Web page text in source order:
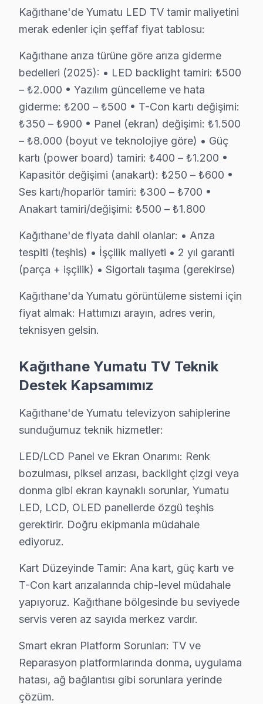
Kağıthane'de Yumatu Servis Deneyimi
Kağıthane Deresi bölgesinden başvuranların tipik
Servis sürecinin başından sonuna kadar
Kağıthane Yumatu TV Servisi – Sık Sorulan
S: Kağıthane'de TV tamiri sonrası ne kadar garanti
C: Kağıthane servisimizde yapılan işçilik için 6 ay,
S: Kağıthane'de anakart tamiri ne zaman gerekli olur?
C: TV açılmıyor, ana açılıp kapanıyor, ses var
S: Kağıthane'de panel değişimi maliyeti neden yüksek?
C: Panel, TV'nin en pahalı bileşenidir. Yumatu marka
S: Kağıthane'de yazılım sorunları ne tür panel'lerde
C: Smart akıllı TV'lerde (Android LED TV, Tizen,
C: Kağıthane'de panel değişimini yapan tüm
S: Kağıthane'de tamir süresi içinde görüntüleme
S: Kağıthane'de Yumatu televizyon paneli'lerde en
C: Kağıthane servisimizde Yumatu yazılım
C: Kağıthane'de Yumatu 4K modeli modelinde
S: Kağıthane'de Yumatu ekran Smart arayüzü
C: Kağıthane servisimize başvurmadan önce
Kağıthane'de Yumatu Hizmete Nasıl Ulaşılır?
Kağıthane sakinleri için Yumatu televizyon servisi
Telefon: 0850 811 14 36
• Kağıthane'de WhatsApp üzerinden de destek
• Kağıthane genelinde aynı gün Yumatu televizyon
• Kağıthane'ye belirlenen saatte söz konusu model
Kağıthane Yerinde Servis Detayları: Kağıthane'de
Kağıthane Deresi, Sadabad, İş kuleleri çevresinden
Şimdi arayın, aynı gün bakalım. 0850 811 14 36
Kağıthane Yumatu Televizyon Servisi İçin
Kağıthane'de Yumatu marka televizyonunuz
Kağıthane'de Yumatu LED TV tamir maliyetini
merak edenler için şeffaf fiyat tablosu:
Kağıthane arıza türüne göre arıza giderme
bedelleri (2025): • LED backlight tamiri: ₺500
– ₺2.000 • Yazılım güncelleme ve hata
giderme: ₺200 – ₺500 • T-Con kartı değişimi:
₺350 – ₺900 • Panel (ekran) değişimi: ₺1.500
– ₺8.000 (boyut ve teknolojiye göre) • Güç
kartı (power board) tamiri: ₺400 – ₺1.200 •
Kapasitör değişimi (anakart): ₺250 – ₺600 •
Ses kartı/hoparlör tamiri: ₺300 – ₺700 •
Anakart tamiri/değişimi: ₺500 – ₺1.800
Kağıthane'de fiyata dahil olanlar: • Arıza
tespiti (teşhis) • İşçilik maliyeti • 2 yıl garanti
(parça + işçilik) • Sigortalı taşıma (gerekirse)
Kağıthane'da Yumatu görüntüleme sistemi için
fiyat almak: Hattımızı arayın, adres verin,
teknisyen gelsin.
Kağıthane Yumatu TV Teknik
Destek Kapsamımız
Kağıthane'de Yumatu televizyon sahiplerine
sunduğumuz teknik hizmetler:
LED/LCD Panel ve Ekran Onarımı: Renk
bozulması, piksel arızası, backlight çizgi veya
donma gibi ekran kaynaklı sorunlar, Yumatu
LED, LCD, OLED panellerde özgü teşhis
gerektirir. Doğru ekipmanla müdahale
ediyoruz.
Kart Düzeyinde Tamir: Ana kart, güç kartı ve
T-Con kart arızalarında chip-level müdahale
yapıyoruz. Kağıthane bölgesinde bu seviyede
servis veren az sayıda merkez vardır.
Smart ekran Platform Sorunları: TV ve
Reparasyon platformlarında donma, uygulama
hatası, ağ bağlantısı gibi sorunlara yerinde
çözüm.